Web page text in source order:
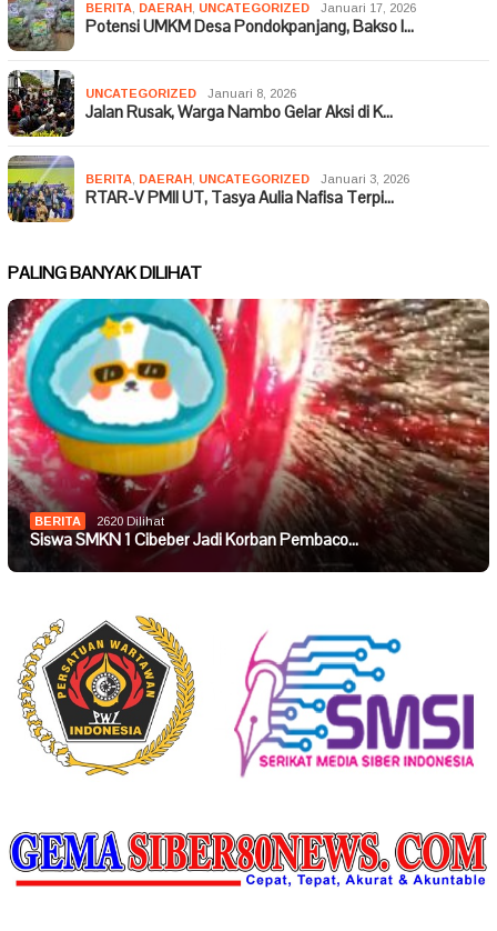
BERITA DAERAH UNCATEGORIZED Januari 17, 2026
Potensi UMKM Desa Pondokpanjang, Bakso I…
UNCATEGORIZED Januari 8, 2026
Jalan Rusak, Warga Nambo Gelar Aksi di K…
BERITA DAERAH UNCATEGORIZED Januari 3, 2026
RTAR-V PMII UT, Tasya Aulia Nafisa Terpi…
PALING BANYAK DILIHAT
BERITA 2620 Dilihat
Siswa SMKN 1 Cibeber Jadi Korban Pembaco…